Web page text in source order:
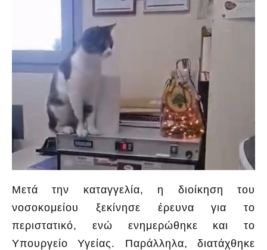
Μετά την καταγγελία, η διοίκηση του
νοσοκομείου ξεκίνησε έρευνα για το
περιστατικό, ενώ ενημερώθηκε και το
Υπουργείο Υγείας. Παράλληλα, διατάχθηκε